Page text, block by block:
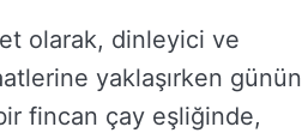
olarak, dinleyici ve
yaklaşırken günün
fincan çay eşliğinde,